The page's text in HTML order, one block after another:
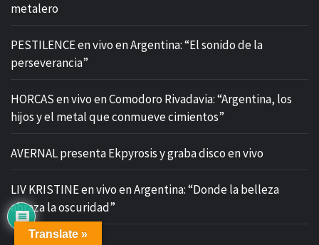
metalero
PESTILENCE en vivo en Argentina: “El sonido de la
perseverancia”
HORCAS en vivo en Comodoro Rivadavia: “Argentina, los
hijos y el metal que conmueve cimientos”
AVERNAL presenta Ekpyrosis y graba disco en vivo
LIV KRISTINE en vivo en Argentina: “Donde la belleza
abraza la oscuridad”
Translate »